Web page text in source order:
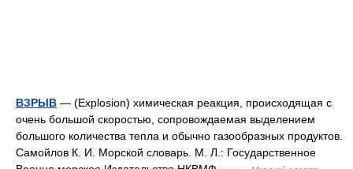
ВЗРЫВ — (Explosion) химическая реакция, происходящая с
очень большой скоростью, сопровождаемая выделением
большого количества тепла и обычно газообразных продуктов.
Самойлов К. И. Морской словарь. М. Л.: Государственное